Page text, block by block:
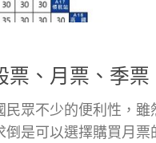
票、月票、季票
眾不少的便利性，雖
是可以選擇購買月票